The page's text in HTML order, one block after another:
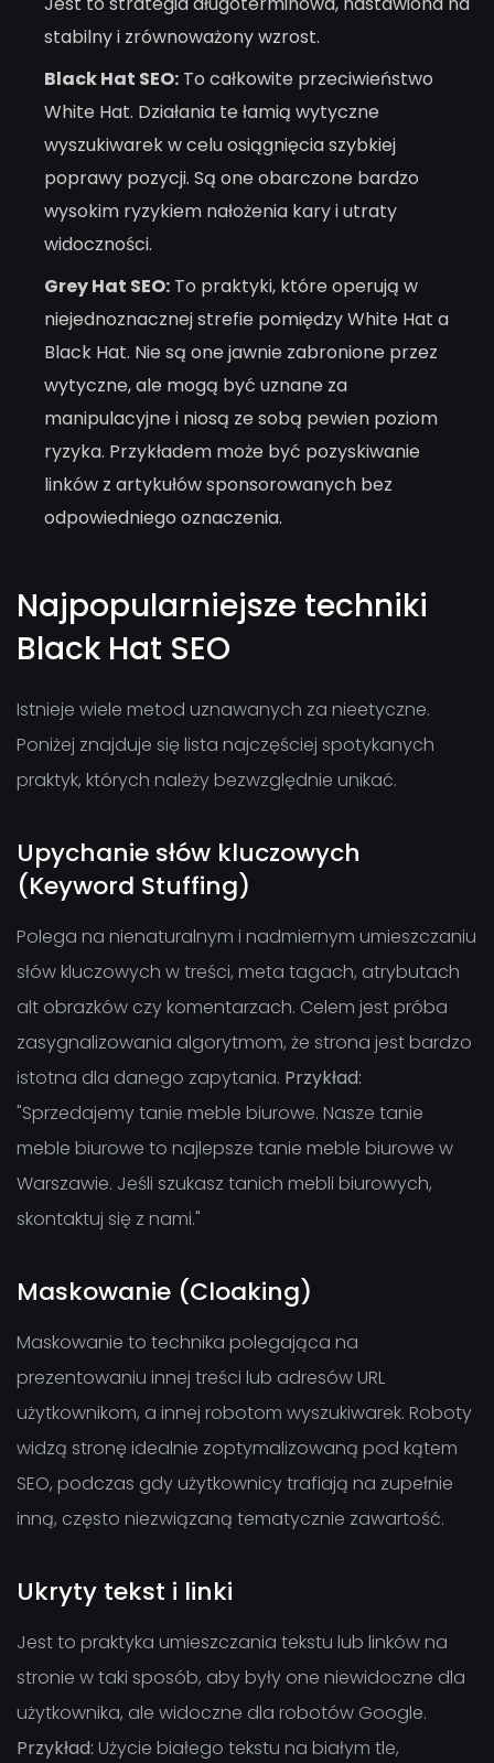
stabilny i zrównoważony wzrost.
Black Hat SEO: To całkowite przeciwieństwo
White Hat. Działania te łamią wytyczne
wyszukiwarek w celu osiągnięcia szybkiej
poprawy pozycji. Są one obarczone bardzo
wysokim ryzykiem nałożenia kary i utraty
widoczności.
Grey Hat SEO: To praktyki, które operują w
niejednoznacznej strefie pomiędzy White Hat a
Black Hat. Nie są one jawnie zabronione przez
wytyczne, ale mogą być uznane za
manipulacyjne i niosą ze sobą pewien poziom
ryzyka. Przykładem może być pozyskiwanie
linków z artykułów sponsorowanych bez
odpowiedniego oznaczenia.
Najpopularniejsze techniki
Black Hat SEO
Istnieje wiele metod uznawanych za nieetyczne.
Poniżej znajduje się lista najczęściej spotykanych
praktyk, których należy bezwzględnie unikać.
Upychanie słów kluczowych
(Keyword Stuffing)
Polega na nienaturalnym i nadmiernym umieszczaniu
słów kluczowych w treści, meta tagach, atrybutach
alt obrazków czy komentarzach. Celem jest próba
zasygnalizowania algorytmom, że strona jest bardzo
istotna dla danego zapytania. Przykład:
"Sprzedajemy tanie meble biurowe. Nasze tanie
meble biurowe to najlepsze tanie meble biurowe w
Warszawie. Jeśli szukasz tanich mebli biurowych,
skontaktuj się z nami."
Maskowanie (Cloaking)
Maskowanie to technika polegająca na
prezentowaniu innej treści lub adresów URL
użytkownikom, a innej robotom wyszukiwarek. Roboty
widzą stronę idealnie zoptymalizowaną pod kątem
SEO, podczas gdy użytkownicy trafiają na zupełnie
inną, często niezwiązaną tematycznie zawartość.
Ukryty tekst i linki
Jest to praktyka umieszczania tekstu lub linków na
stronie w taki sposób, aby były one niewidoczne dla
użytkownika, ale widoczne dla robotów Google.
Przykład: Użycie białego tekstu na białym tle,